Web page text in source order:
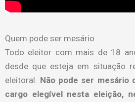
Quem pode ser mesário
Todo eleitor com mais de 18
desde que esteja em situação
eleitoral. Não pode ser mesário
cargo elegível nesta eleição,